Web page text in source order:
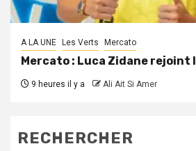
A LA UNE Les Verts Mercato
Mercato : Luca Zidane rejoint
9 heures il y a Ali Ait Si Amer
RECHERCHER